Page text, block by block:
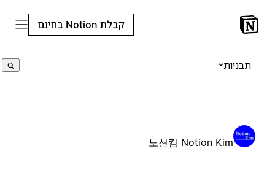
קבלת Notion בחינם
תבניות
노션킴 Notion Kim